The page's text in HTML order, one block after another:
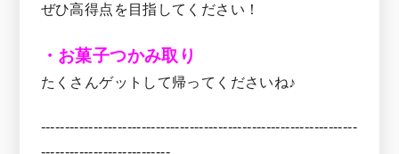
ぜひ高得点を目指してください！
・お菓子つかみ取り
たくさんゲットして帰ってくださいね♪
------------------------------------------------------------------